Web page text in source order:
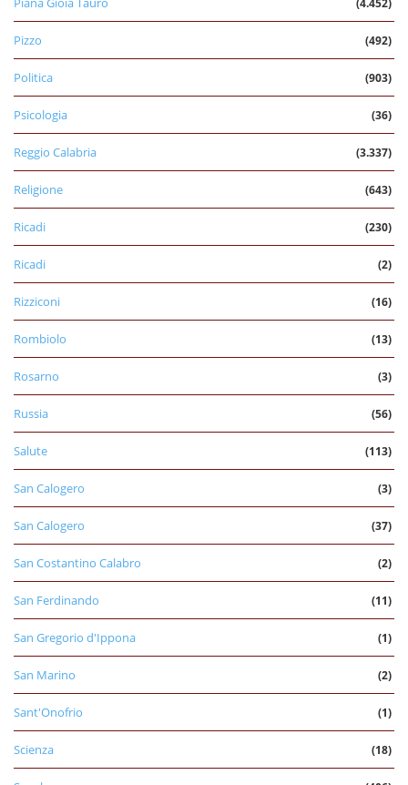
(4.452)
Pizzo (492)
Politica (903)
Psicologia (36)
Reggio Calabria (3.337)
Religione (643)
Ricadi (230)
Ricadi (2)
Rizziconi (16)
Rombiolo (13)
Rosarno (3)
Russia (56)
Salute (113)
San Calogero (3)
San Calogero (37)
San Costantino Calabro (2)
San Ferdinando (11)
San Gregorio d'Ippona (1)
San Marino (2)
Sant'Onofrio (1)
Scienza (18)